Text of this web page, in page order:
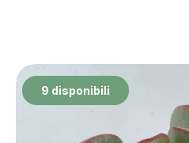
9 disponibili